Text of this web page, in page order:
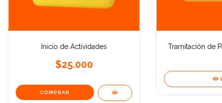
Inicio de Actividades
$25.000
Tramitación de